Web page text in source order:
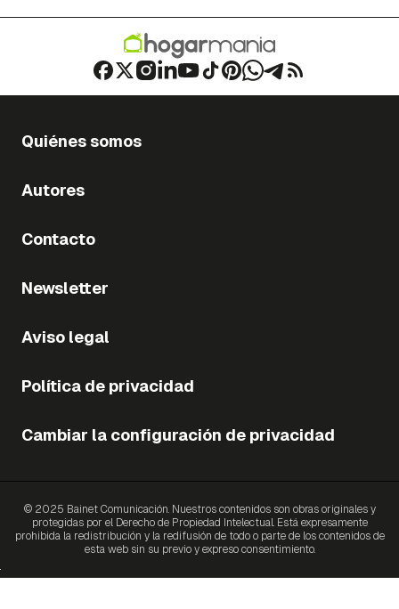
Quiénes somos
Autores
Contacto
Newsletter
Aviso legal
Política de privacidad
Cambiar la configuración de privacidad
© 2025 Bainet Comunicación. Nuestros contenidos son obras originales y
protegidas por el Derecho de Propiedad Intelectual. Está expresamente
prohibida la redistribución y la redifusión de todo o parte de los contenidos de
esta web sin su previo y expreso consentimiento.